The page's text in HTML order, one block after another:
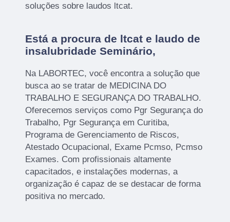
soluções sobre laudos ltcat.
Está a procura de ltcat e laudo de
insalubridade Seminário,
Na LABORTEC, você encontra a solução que
busca ao se tratar de MEDICINA DO
TRABALHO E SEGURANÇA DO TRABALHO.
Oferecemos serviços como Pgr Segurança do
Trabalho, Pgr Segurança em Curitiba,
Programa de Gerenciamento de Riscos,
Atestado Ocupacional, Exame Pcmso, Pcmso
Exames. Com profissionais altamente
capacitados, e instalações modernas, a
organização é capaz de se destacar de forma
positiva no mercado.